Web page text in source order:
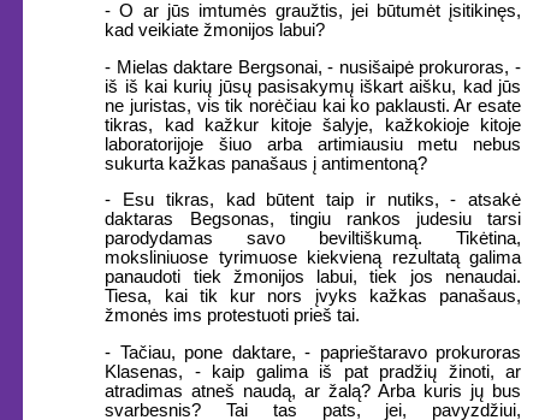
- O ar jūs imtumės graužtis, jei būtumėt įsitikinęs,
kad veikiate žmonijos labui?
- Mielas daktare Bergsonai, - nusišaipė prokuroras, -
iš iš kai kurių jūsų pasisakymų iškart aišku, kad jūs
ne juristas, vis tik norėčiau kai ko paklausti. Ar esate
tikras, kad kažkur kitoje šalyje, kažkokioje kitoje
laboratorijoje šiuo arba artimiausiu metu nebus
sukurta kažkas panašaus į antimentoną?
- Esu tikras, kad būtent taip ir nutiks, - atsakė
daktaras Begsonas, tingiu rankos judesiu tarsi
parodydamas savo beviltiškumą. Tikėtina,
moksliniuose tyrimuose kiekvieną rezultatą galima
panaudoti tiek žmonijos labui, tiek jos nenaudai.
Tiesa, kai tik kur nors įvyks kažkas panašaus,
žmonės ims protestuoti prieš tai.
- Tačiau, pone daktare, - paprieštaravo prokuroras
Klasenas, - kaip galima iš pat pradžių žinoti, ar
atradimas atneš naudą, ar žalą? Arba kuris jų bus
svarbesnis? Tai tas pats, jei, pavyzdžiui,